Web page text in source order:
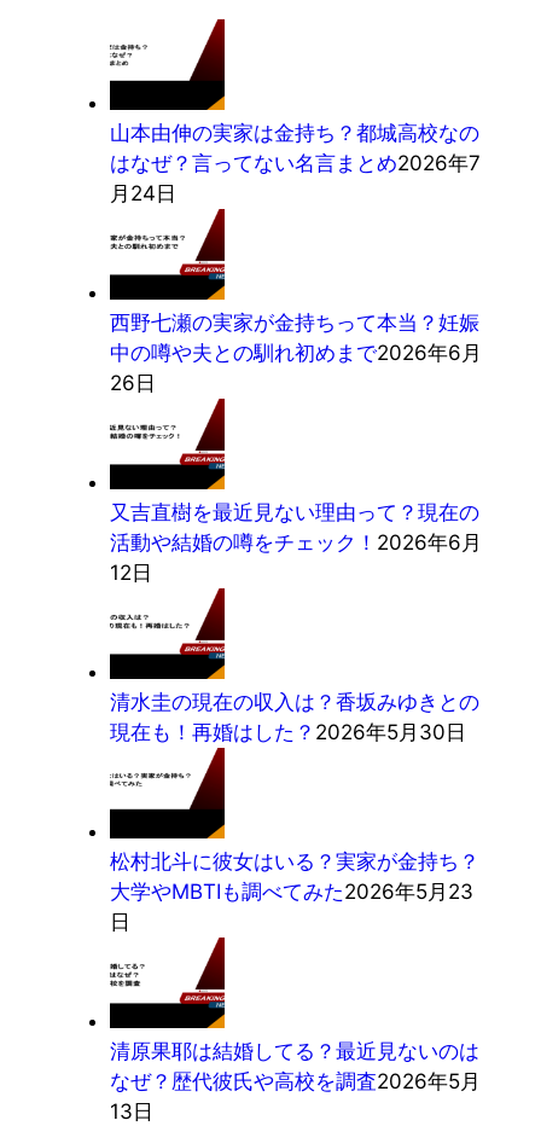
山本由伸の実家は金持ち？都城高校なの
はなぜ？言ってない名言まとめ2026年7
月24日
西野七瀬の実家が金持ちって本当？妊娠
中の噂や夫との馴れ初めまで2026年6月
26日
又吉直樹を最近見ない理由って？現在の
活動や結婚の噂をチェック！ 2026年6月
12日
清水圭の現在の収入は？香坂みゆきとの
現在も！再婚はした？ 2026年5月30日
松村北斗に彼女はいる？実家が金持ち？
大学やMBTIも調べてみた2026年5月23
日
清原果耶は結婚してる？最近見ないのは
なぜ？歴代彼氏や高校を調査2026年5月
13日